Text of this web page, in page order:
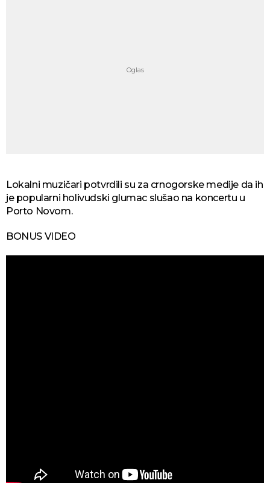
Lokalni muzičari potvrdili su za crnogorske medije da ih
je popularni holivudski glumac slušao na koncertu u
Porto Novom.
BONUS VIDEO